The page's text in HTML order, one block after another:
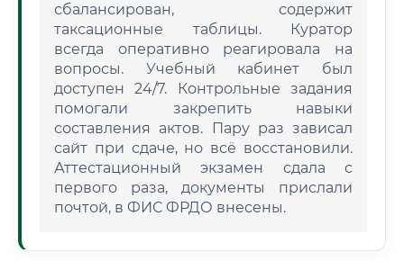
сбалансирован, содержит
таксационные таблицы. Куратор
всегда оперативно реагировала на
вопросы. Учебный кабинет был
доступен 24/7. Контрольные задания
помогали закрепить навыки
составления актов. Пару раз зависал
сайт при сдаче, но всё восстановили.
Аттестационный экзамен сдала с
первого раза, документы прислали
почтой, в ФИС ФРДО внесены.